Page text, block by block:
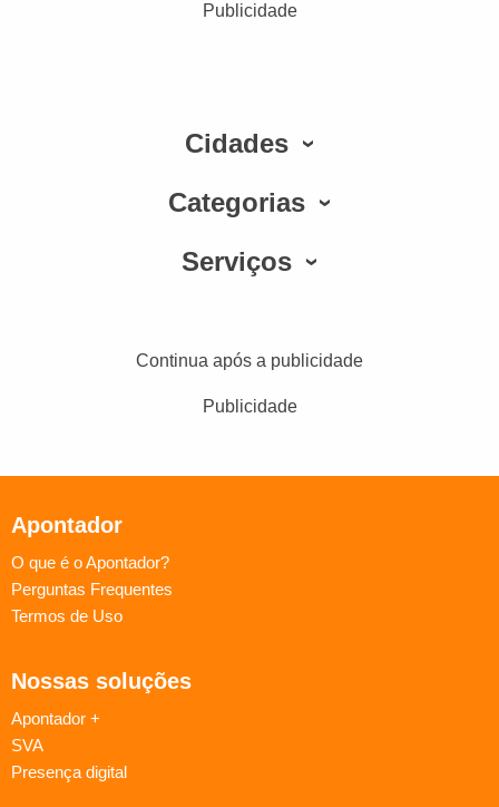
Publicidade
Cidades
Categorias
Serviços
Continua após a publicidade
Publicidade
Apontador
O que é o Apontador?
Perguntas Frequentes
Termos de Uso
Nossas soluções
Apontador +
SVA
Presença digital